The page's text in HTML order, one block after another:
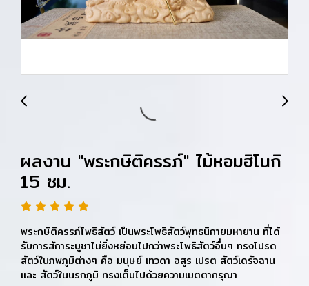
ผลงาน "พระกษิติครรภ์" ไม้หอมฮิโนกิ
15 ซม.
พระกษิติครรภ์โพธิสัตว์ เป็นพระโพธิสัตว์พุทธนิกายมหายาน ที่ได้
รับการสัการะบูชาไม่ยิ่งหย่อนไปกว่าพระโพธิสัตว์อื่นๆ ทรงโปรด
สัตว์ในภพภูมิต่างๆ คือ มนุษย์ เทวดา อสูร เปรต สัตว์เดรัจฉาน
และ สัตว์ในนรกภูมิ ทรงเต็มไปด้วยความเมตตากรุณา